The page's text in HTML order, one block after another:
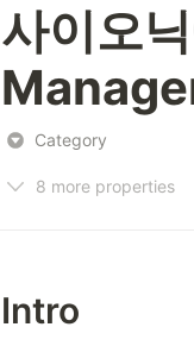
사이오
Category
8 more properties
Intro